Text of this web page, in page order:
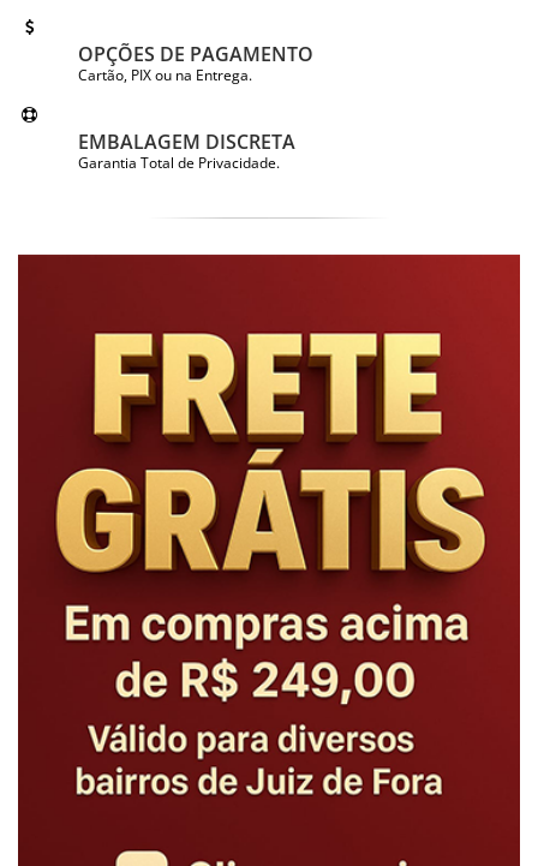
OPÇÕES DE PAGAMENTO
Cartão, PIX ou na Entrega.
EMBALAGEM DISCRETA
Garantia Total de Privacidade.